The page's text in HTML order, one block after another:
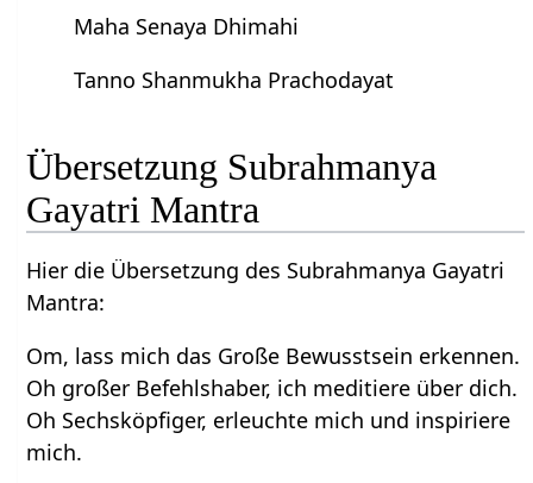
Maha Senaya Dhimahi
Tanno Shanmukha Prachodayat
Übersetzung Subrahmanya
Gayatri Mantra
Hier die Übersetzung des Subrahmanya Gayatri
Mantra:
Om, lass mich das Große Bewusstsein erkennen.
Oh großer Befehlshaber, ich meditiere über dich.
Oh Sechsköpfiger, erleuchte mich und inspiriere
mich.